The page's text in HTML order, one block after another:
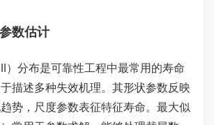
数估计
）分布是可靠性工程中最常用的寿命
描述多种失效机理。其形状参数反映
势，尺度参数表征特征寿命。最大似